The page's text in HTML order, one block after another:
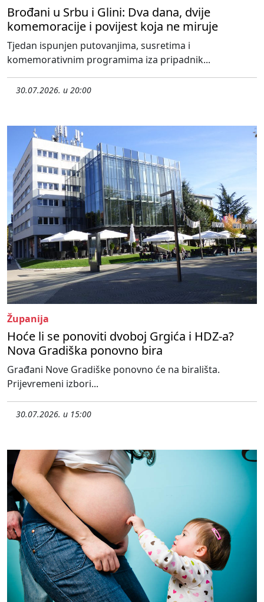
Brođani u Srbu i Glini: Dva dana, dvije
komemoracije i povijest koja ne miruje
Tjedan ispunjen putovanjima, susretima i
komemorativnim programima iza pripadnik...
30.07.2026. u 20:00
Županija
Hoće li se ponoviti dvoboj Grgića i HDZ-a?
Nova Gradiška ponovno bira
Građani Nove Gradiške ponovno će na birališta.
Prijevremeni izbori...
30.07.2026. u 15:00